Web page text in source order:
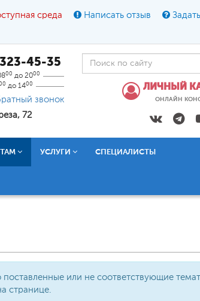
среда Написать отзыв
45-35
00 до 2000
до 1400
звонок
72
ЛИЧНЫЙ
ОНЛАЙН
УСЛУГИ СПЕЦИАЛИСТЫ
или не соответствующие
странице.